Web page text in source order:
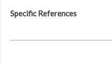
Specific References